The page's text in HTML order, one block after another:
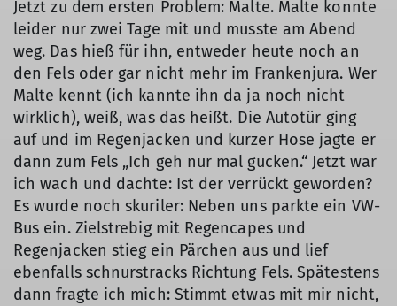
Jetzt zu dem ersten Problem: Malte. Malte konnte
leider nur zwei Tage mit und musste am Abend
weg. Das hieß für ihn, entweder heute noch an
den Fels oder gar nicht mehr im Frankenjura. Wer
Malte kennt (ich kannte ihn da ja noch nicht
wirklich), weiß, was das heißt. Die Autotür ging
auf und im Regenjacken und kurzer Hose jagte er
dann zum Fels „Ich geh nur mal gucken.“ Jetzt war
ich wach und dachte: Ist der verrückt geworden?
Es wurde noch skuriler: Neben uns parkte ein VW-
Bus ein. Zielstrebig mit Regencapes und
Regenjacken stieg ein Pärchen aus und lief
ebenfalls schnurstracks Richtung Fels. Spätestens
dann fragte ich mich: Stimmt etwas mit mir nicht,